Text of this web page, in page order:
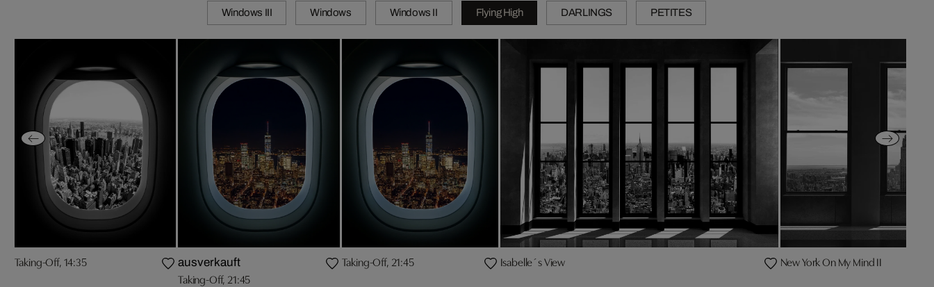
Windows III Windows Windows II Flying High DARLINGS PETITES
Taking-Off, 14:35 ausverkauft
Taking-Off, 21:45
Taking-Off, 21:45 Isabelle´s View New York On My Mind II